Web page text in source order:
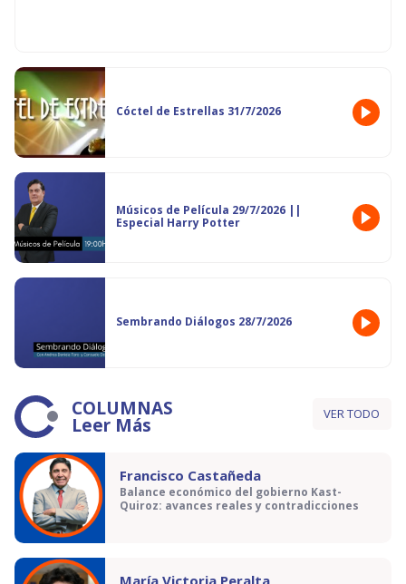
Cóctel de Estrellas 31/7/2026
Músicos de Película 29/7/2026 ||
Especial Harry Potter
Sembrando Diálogos 28/7/2026
COLUMNAS
Leer Más VER TODO
Francisco Castañeda
Balance económico del gobierno Kast-
Quiroz: avances reales y contradicciones
María Victoria Peralta